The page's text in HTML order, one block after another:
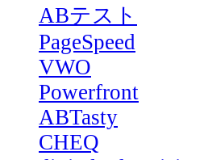
ABテスト
PageSpeed
VWO
Powerfront
ABTasty
CHEQ